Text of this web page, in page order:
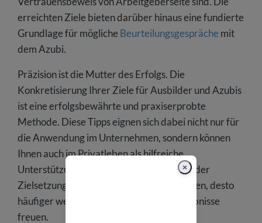
erreichten Ziele bieten darüber hinaus eine fundierte
Grundlage für mögliche Beurteilungsgespräche mit
dem Azubi.
Präzision ist die Mutter des Erfolgs. Die
Konkretisierung Ihrer Ziele für Ausbilder und Azubis
ist eine erfolgsbewährte und praxiserprobte
Methode. Diese Tipps eignen sich dabei nicht nur für
die Anwendung im Unternehmen, sondern können
Ihnen auch im Privatleben als hilfreiche
Unterstützung dienen. Je konkreter Sie in der
Zielsetzung und in der Terminierung werden, desto
häufiger werden Sie sich über Erfolgserlebnisse
freuen.
×